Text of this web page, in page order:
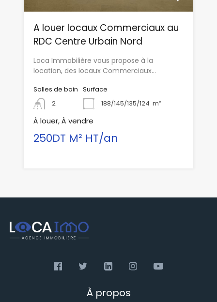
A louer locaux Commerciaux au
RDC Centre Urbain Nord
Loca Immobilière vous propose à la
location, des locaux Commerciaux…
Salles de bain
2
Surface
188/145/135/124 m²
À louer, À vendre
250DT M² HT/an
À propos